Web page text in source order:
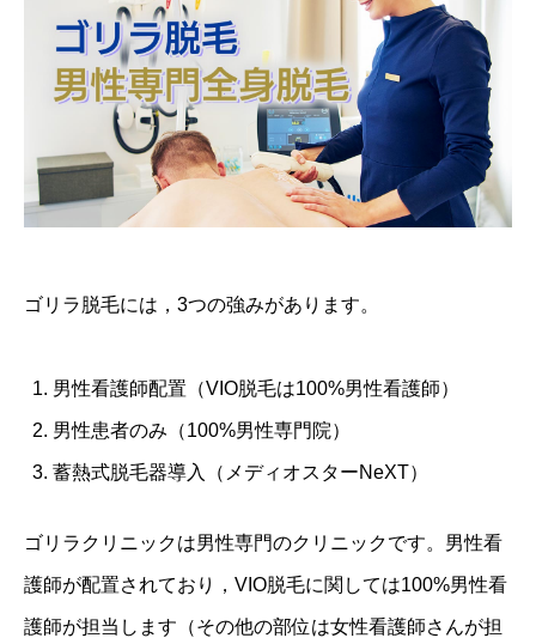
ゴリラ脱毛には，3つの強みがあります。
男性看護師配置（VIO脱毛は100%男性看護師）
男性患者のみ（100%男性専門院）
蓄熱式脱毛器導入（メディオスターNeXT）
ゴリラクリニックは男性専門のクリニックです。男性看
護師が配置されており，VIO脱毛に関しては100%男性看
護師が担当します（その他の部位は女性看護師さんが担